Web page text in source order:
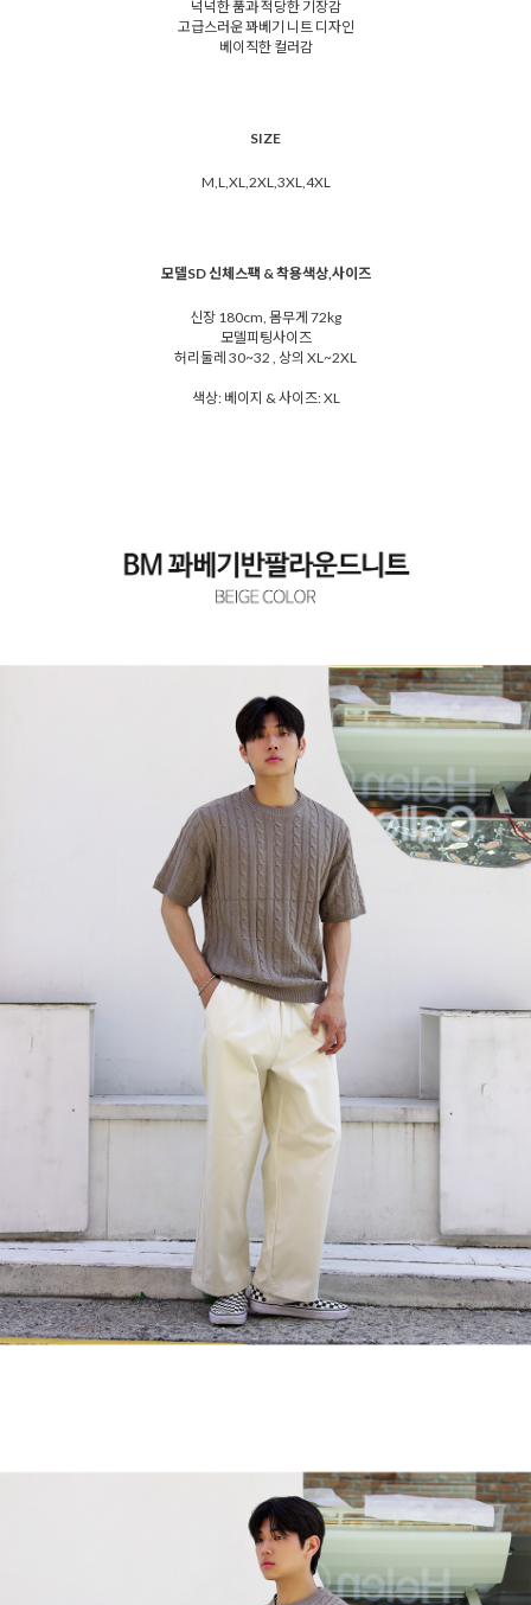
넉넉한 품과 적당한 기장감
고급스러운 꽈베기 니트 디자인
베이직한 컬러감
SIZE
M,L,XL,2XL,3XL,4XL
모델SD 신체스팩 & 착용색상,사이즈
신장 180cm, 몸무게 72kg
모델피팅사이즈
허리둘레 30~32 , 상의 XL~2XL
색상: 베이지 & 사이즈: XL